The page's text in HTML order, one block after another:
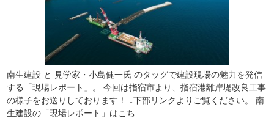
南生建設 と 見学家・小島健一氏 のタッグで建設現場の魅力を発信
する「現場レポート」。 今回は指宿市より、指宿港離岸堤改良工事
の様子をお送りしております！ ↓下部リンクよりご覧ください。 南
生建設の「現場レポート」はこち ...…